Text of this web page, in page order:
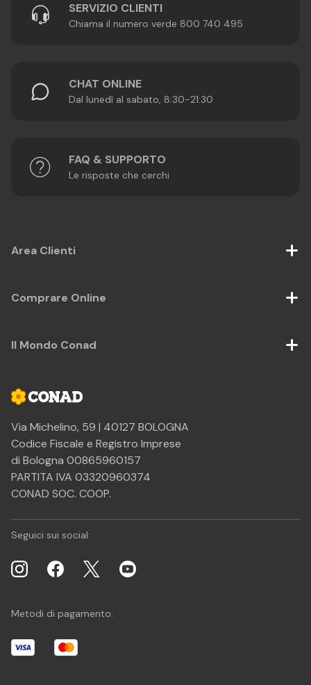
SERVIZIO CLIENTI
Chiama il numero verde 800 740 495
CHAT ONLINE
Dal lunedì al sabato, 8:30-21:30
FAQ & SUPPORTO
Le risposte che cerchi
Via Michelino, 59 | 40127 BOLOGNA
Codice Fiscale e Registro Imprese
di Bologna 00865960157
PARTITA IVA 03320960374
CONAD SOC. COOP.
Area Clienti
Comprare Online
Il Mondo Conad
Seguici sui social:
Metodi di pagamento: